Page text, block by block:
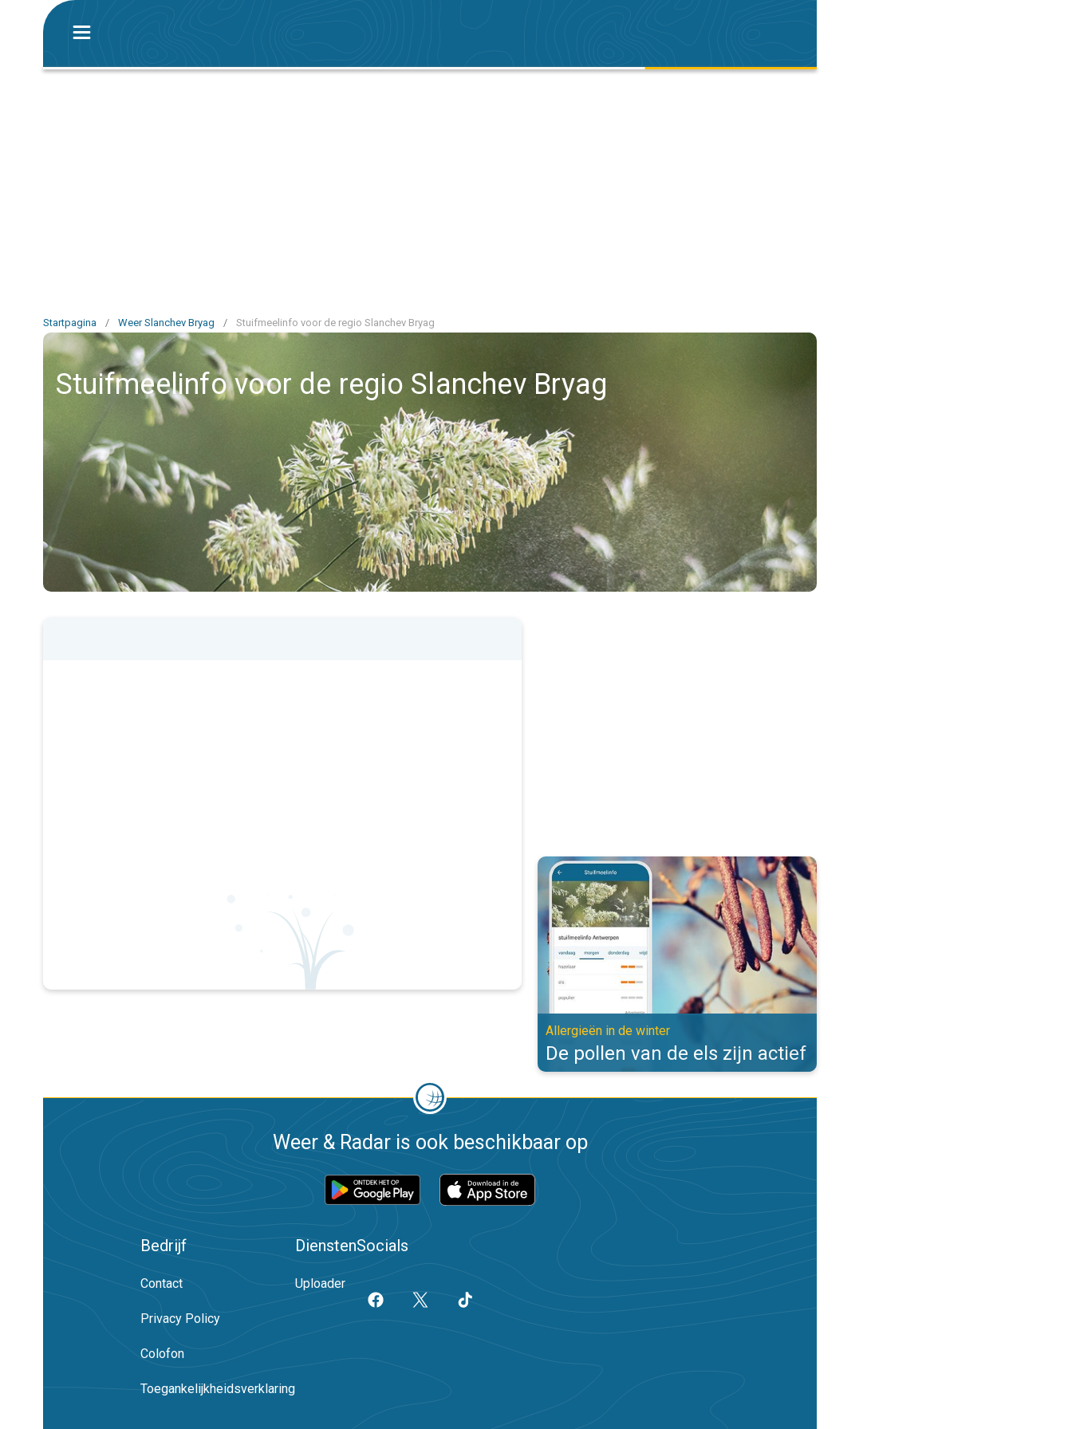
Startpagina / Weer Slanchev Bryag / Stuifmeelinfo voor de regio Slanchev Bryag
Stuifmeelinfo voor de regio Slanchev Bryag
De pollen van de els zijn actief. Allergieën in de winter. . .
Allergieën in de winter
De pollen van de els zijn actief
Weer & Radar is ook beschikbaar op
Bedrijf
Contact
Privacy Policy
Colofon
Toegankelijkheidsverklaring
Diensten
Uploader
Socials